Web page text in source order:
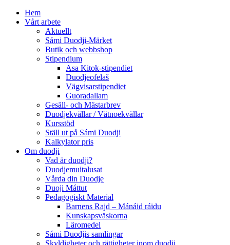
Hem
Vårt arbete
Aktuellt
Sámi Duodji-Märket
Butik och webbshop
Stipendium
Asa Kitok-stipendiet
Duodjeofelaš
Vägvisarstipendiet
Guoradallam
Gesäll- och Mästarbrev
Duodjekvällar / Vätnoekvällar
Kursstöd
Ställ ut på Sámi Duodji
Kalkylator pris
Om duodji
Vad är duodji?
Duodjemuitalusat
Vårda din Duodje
Duoji Máttut
Pedagogiskt Material
Barnens Rajd – Mánáid ráidu
Kunskapsväskorna
Läromedel
Sámi Duodjis samlingar
Skyldigheter och rättigheter inom duodji